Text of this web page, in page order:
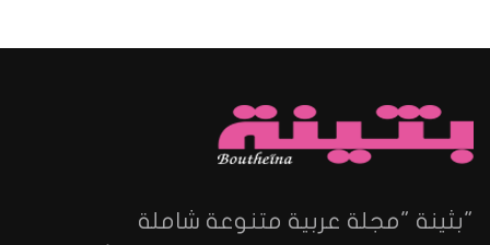
"بثينة "مجلة عربية متنوعة شاملة